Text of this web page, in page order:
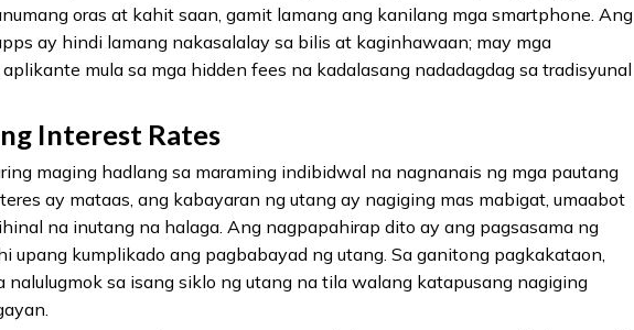
oras at kahit saan, gamit lamang ang kanilang mga smartphone. Ang
ay hindi lamang nakasalalay sa bilis at kaginhawaan; may mga
mula sa mga hidden fees na kadalasang nadadagdag sa tradisyunal
Interest Rates
maging hadlang sa maraming indibidwal na nagnanais ng mga pautang
ay mataas, ang kabayaran ng utang ay nagiging mas mabigat, umaabot
na inutang na halaga. Ang nagpapahirap dito ay ang pagsasama ng
upang kumplikado ang pagbabayad ng utang. Sa ganitong pagkakataon,
nalulugmok sa isang siklo ng utang na tila walang katapusang nagiging